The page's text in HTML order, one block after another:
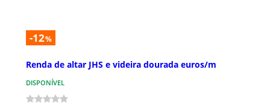
-12%
Renda de altar JHS e videira dourada euros/m
DISPONÍVEL